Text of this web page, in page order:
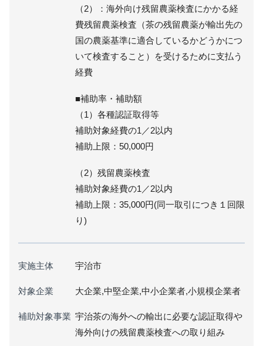
（2）：海外向け残留農薬検査にかかる経
費残留農薬検査（茶の残留農薬が輸出先の
国の農薬基準に適合しているかどうかにつ
いて検査すること）を受けるために支払う
経費
■補助率・補助額
（1）各種認証取得等
補助対象経費の1／2以内
補助上限：50,000円
（2）残留農薬検査
補助対象経費の1／2以内
補助上限：35,000円(同一取引につき１回限
り)
実施主体 宇治市
対象企業 大企業,中堅企業,中小企業者,小規模企業者
補助対象事業 宇治茶の海外への輸出に必要な認証取得や
海外向けの残留農薬検査への取り組み